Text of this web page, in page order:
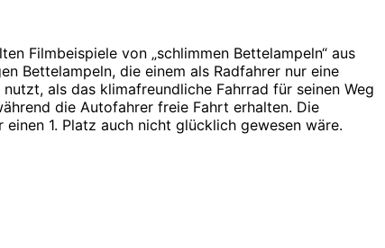
Filmbeispiele von „schlimmen Bettelampeln“ aus
Bettelampeln, die einem als Radfahrer nur eine
als das klimafreundliche Fahrrad für seinen Weg
die Autofahrer freie Fahrt erhalten. Die
1. Platz auch nicht glücklich gewesen wäre.